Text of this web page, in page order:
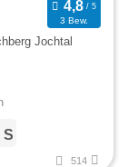
3 Bew.
Jochtal
514